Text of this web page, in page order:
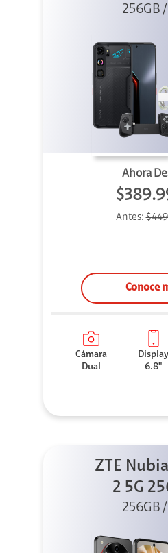
Negro +
256GB
Ahora
Antes:
Conoce
Cámara
Dual
Display
6.8"
ZTE
2 5G
256GB